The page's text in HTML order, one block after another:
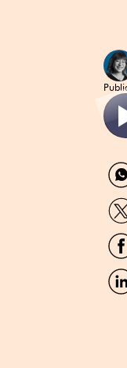
por
por
por
por